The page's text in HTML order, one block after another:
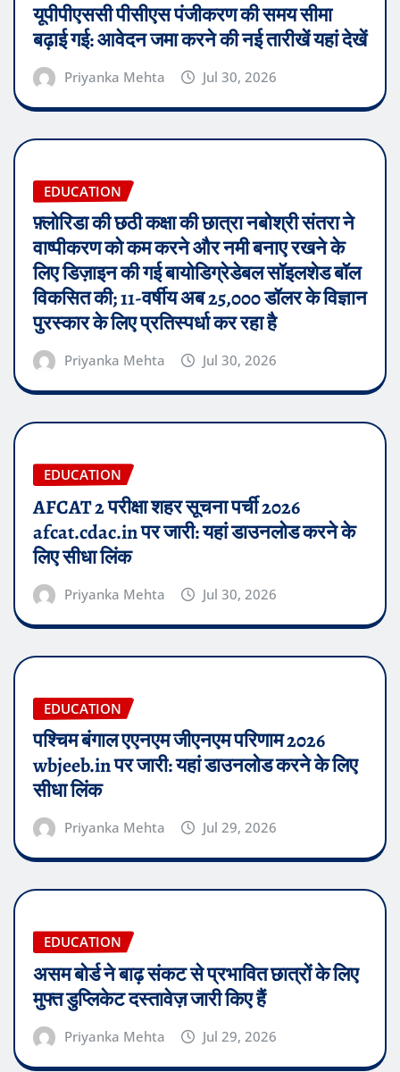
यूपीपीएससी पीसीएस पंजीकरण की समय सीमा
बढ़ाई गई: आवेदन जमा करने की नई तारीखें यहां देखें
Priyanka Mehta Jul 30, 2026
EDUCATION
फ़्लोरिडा की छठी कक्षा की छात्रा नबोश्री संतरा ने
वाष्पीकरण को कम करने और नमी बनाए रखने के
लिए डिज़ाइन की गई बायोडिग्रेडेबल सॉइलशेड बॉल
विकसित की; 11-वर्षीय अब 25,000 डॉलर के विज्ञान
पुरस्कार के लिए प्रतिस्पर्धा कर रहा है
Priyanka Mehta Jul 30, 2026
EDUCATION
AFCAT 2 परीक्षा शहर सूचना पर्ची 2026
afcat.cdac.in पर जारी: यहां डाउनलोड करने के
लिए सीधा लिंक
Priyanka Mehta Jul 30, 2026
EDUCATION
पश्चिम बंगाल एएनएम जीएनएम परिणाम 2026
wbjeeb.in पर जारी: यहां डाउनलोड करने के लिए
सीधा लिंक
Priyanka Mehta Jul 29, 2026
EDUCATION
असम बोर्ड ने बाढ़ संकट से प्रभावित छात्रों के लिए
मुफ्त डुप्लिकेट दस्तावेज़ जारी किए हैं
Priyanka Mehta Jul 29, 2026